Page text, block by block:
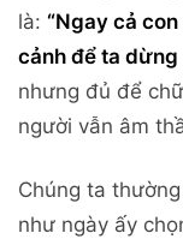
là: “Ngay cả
cảnh để ta dừng
nhưng đủ để
người vẫn âm
Chúng ta
như ngày ấy